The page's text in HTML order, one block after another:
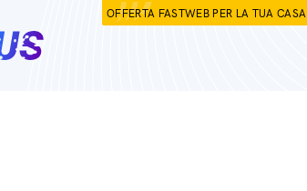
OFFERTA FASTWEB PER LA TUA CASA